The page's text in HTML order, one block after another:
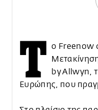
Τ ο Freenow
by Allwyn,
Ευρώπης, που